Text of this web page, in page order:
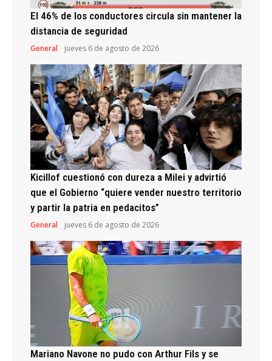
El 46% de los conductores circula sin mantener la
distancia de seguridad
General jueves 6 de agosto de 2026
Kicillof cuestionó con dureza a Milei y advirtió
que el Gobierno “quiere vender nuestro territorio
y partir la patria en pedacitos”
General jueves 6 de agosto de 2026
Mariano Navone no pudo con Arthur Fils y se